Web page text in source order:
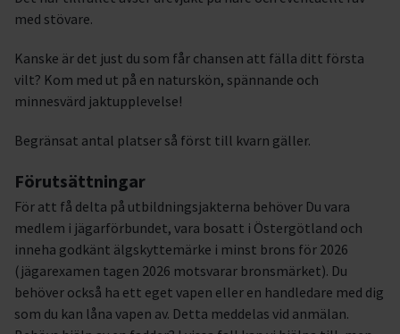
med stövare.
Kanske är det just du som får chansen att fälla ditt första
vilt? Kom med ut på en naturskön, spännande och
minnesvärd jaktupplevelse!
Begränsat antal platser så först till kvarn gäller.
Förutsättningar
För att få delta på utbildningsjakterna behöver Du vara
medlem i jägarförbundet, vara bosatt i Östergötland och
inneha godkänt älgskyttemärke i minst brons för 2026
(jägarexamen tagen 2026 motsvarar bronsmärket). Du
behöver också ha ett eget vapen eller en handledare med dig
som du kan låna vapen av. Detta meddelas vid anmälan.